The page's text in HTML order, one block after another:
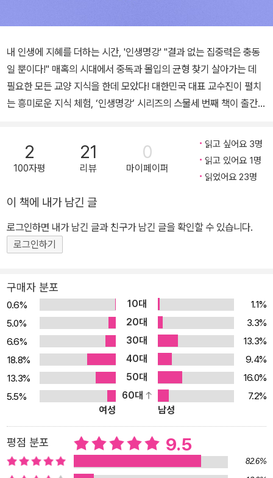
내 인생에 지혜를 더하는 시간, '인생명강' "결과 없는 집중력은 충동
일 뿐이다!" 매혹의 시대에서 중독과 몰입의 균형 찾기 살아가는 데
필요한 모든 교양 지식을 한데 모았다! 대한민국 대표 교수진이 펼치
는 흥미로운 지식 체험, ‘인생명강’ 시리즈의 스물세 번째 책이 출간됐
명강의를 책으로 옮긴 인생명강 시리즈는 독자들의 삶에 유용한 지식
을 통해 오늘을 살아갈 지혜와 내일을 내다보는 인사이트를 제시한
다. 도서뿐만 아니라 온라인 강연·유튜브·팟캐스트를 통해 최고의 지
중력의 배신』은 뇌과학 연구와 심리 이론, 임상을 토대로 주체적 삶을
만드는 ‘능동적 집중력’에 대해 되짚어 본다. 과몰입 주치의 한덕현 교
수는 중독과 몰입은 어쩌면 고래와 고래상어처럼 서로 다른 ‘류’의 것
이라고 이야기한다. 노력과 에너지를 소모시키는 동일한 과정을 거치
빠진 사람들이 어떻게 헤어나올 수 있는지, 급변하는 시대에서의 몰
입이란 결국 무엇을 나타내는지 이 책에서 안내하는 뚜렷하고 분명한
솔루션은 탐닉의 시대를 표류하는 현대인들에게 명징한 지표가 되어
줄 것이다. ☞ 함께 읽으면 좋은 21세기북스의 책들 ▶ 『인생의 오후
에는 적보다 친구가 필요하다』: 데일 카네기 에센스 DALE CARNE
GIE ESSENCE | 김범준 지음 | 21세기북스 | 2024년 3월 | 18,00
0원 ▶ 『마음 지구력』: 삶의 경로를 재탐색하는 발칙한 끈기에 대한
이야기 | 윤홍균 지음 | 21세기북스 | 2024년 1월 | 22,000원 ☞ 21
세기북스 관련 사이트 ▶ 페이스북 facebook.com/jiinpill21 ▶ 포
스트 post.naver.com/21c_editors ▶ 인스타그램 instagram.co
m/jiinpill21 ▶ 홈페이지 www.book21.com ▶ 유튜브 youtube.
2
100자평
21
리뷰
0
마이페이퍼
읽고 싶어요 3명
읽고 있어요 1명
읽었어요 23명
이 책에 내가 남긴 글
로그인하면 내가 남긴 글과 친구가 남긴 글을 확인할 수 있습니다.
로그인하기
구매자 분포
0.6% 10대
1.1%
5.0%
20대
3.3%
6.6%
30대
13.3%
18.8%
40대
9.4%
13.3%
50대
16.0%
5.5%
60대
7.2%
여성
남성
평점 분포 9.5
82.6%